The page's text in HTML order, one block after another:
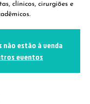
clínicos, cirurgiões e
não estão à venda
eventos